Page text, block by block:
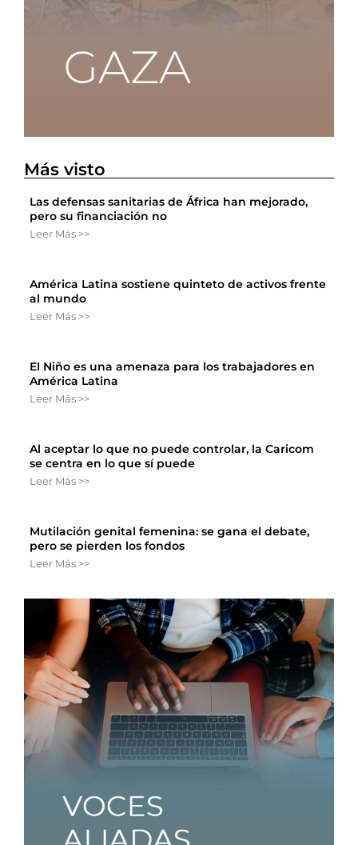
Más visto
Las defensas sanitarias de África han mejorado,
pero su financiación no
Leer Más >>
América Latina sostiene quinteto de activos frente
al mundo
Leer Más >>
El Niño es una amenaza para los trabajadores en
América Latina
Leer Más >>
Al aceptar lo que no puede controlar, la Caricom
se centra en lo que sí puede
Leer Más >>
Mutilación genital femenina: se gana el debate,
pero se pierden los fondos
Leer Más >>